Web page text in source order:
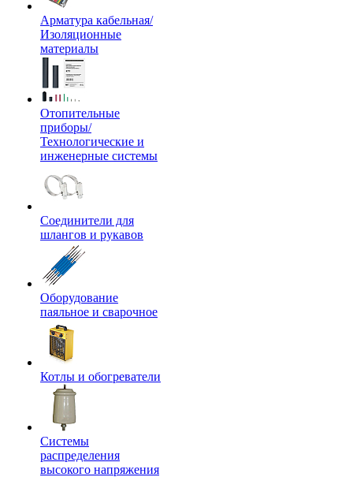
Арматура кабельная/
Изоляционные
материалы
Отопительные
приборы/
Технологические и
инженерные системы
Соединители для
шлангов и рукавов
Оборудование
паяльное и сварочное
Котлы и обогреватели
Системы
распределения
высокого напряжения